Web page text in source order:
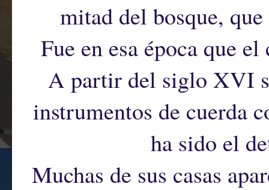
mitad del bosque,
Fue en esa época que
A partir del siglo XVI
instrumentos de cuerda
ha sido el
Muchas de sus casas